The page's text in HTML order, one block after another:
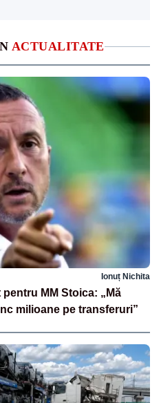
ACTUALITATE
Ionuț Nichita
MM Stoica: „Mă
milioane pe transferuri”